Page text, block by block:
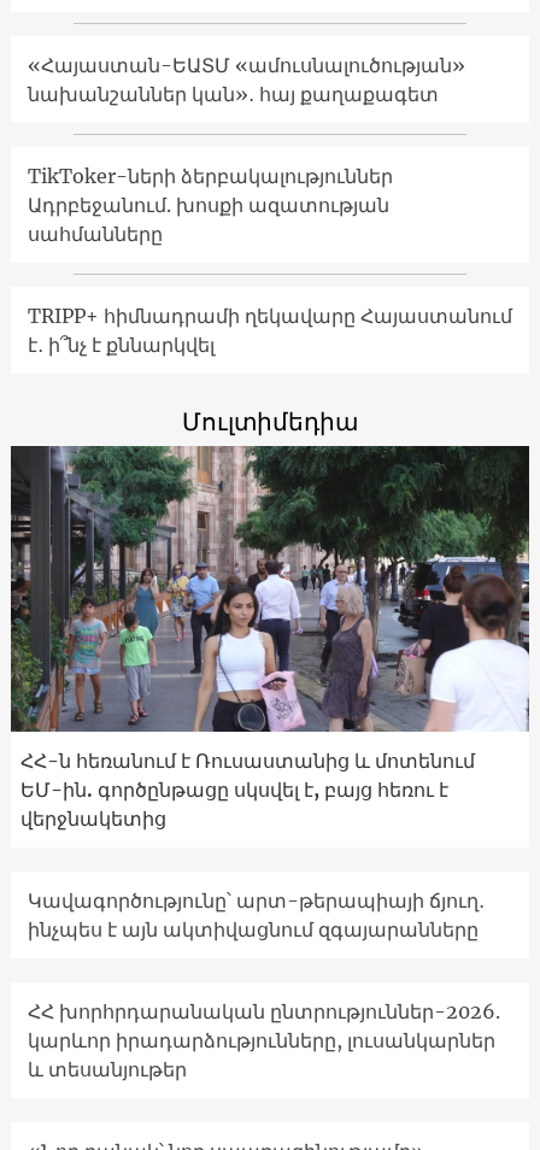
«Հայաստան-ԵԱՏՄ «ամուսնալուծության»
նախանշաններ կան»․ հայ քաղաքագետ
TikToker-ների ձերբակալություններ
Ադրբեջանում. խոսքի ազատության
սահմանները
TRIPP+ հիմնադրամի ղեկավարը Հայաստանում
է․ ի՞նչ է քննարկվել
Մուլտիմեդիա
ՀՀ-ն հեռանում է Ռուսաստանից և մոտենում
ԵՄ-ին. գործընթացը սկսվել է, բայց հեռու է
վերջնակետից
Կավագործությունը՝ արտ-թերապիայի ճյուղ․
ինչպես է այն ակտիվացնում զգայարանները
ՀՀ խորհրդարանական ընտրություններ-2026.
կարևոր իրադարձությունները, լուսանկարներ
և տեսանյութեր